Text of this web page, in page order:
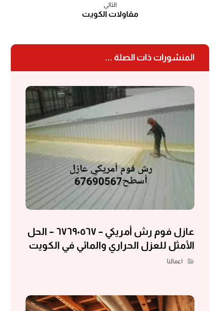
التالي
مقاولات الكويت
المنشورات ذات الصلة ...
عازل فوم رش أمريكي – ٦٧٦٩٠٥٦٧ – الحل
الأمثل للعزل الحراري والمائي في الكويت
اعمالنا